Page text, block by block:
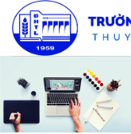
qua
nội